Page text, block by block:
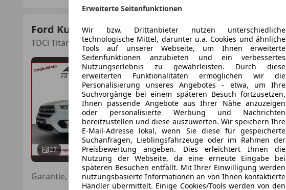
Ford Kuga
TDCi Titanium Aut.*KAMERA*NAVI*LEDER*MOD2018
27
€ 14 999
08/2017 100 000 km
Erweiterte Seitenfunktionen
Wir bzw. Drittanbieter nutzen unterschiedliche
technologische Mittel, darunter u.a. Cookies und ähnliche
Tools auf unserer Webseite, um Ihnen erweiterte
Seitenfunktionen anzubieten und ein verbessertes
Nutzungserlebnis zu gewährleisten. Durch diese
erweiterten Funktionalitäten ermöglichen wir die
Personalisierung unseres Angebotes - etwa, um Ihre
Suchvorgänge bei einem späteren Besuch fortzusetzen,
Ihnen passende Angebote aus Ihrer Nähe anzuzeigen
oder personalisierte Werbung und Nachrichten
bereitzustellen und diese auszuwerten. Wir speichern Ihre
E-Mail-Adresse lokal, wenn Sie diese für gespeicherte
Suchanfragen, Lieblingsfahrzeuge oder im Rahmen der
Preisbewertung angeben. Dies erleichtert Ihnen die
Nutzung der Webseite, da eine erneute Eingabe bei
späteren Besuchen entfällt. Mit Ihrer Einwilligung werden
nutzungsbasierte Informationen an von Ihnen kontaktierte
Händler übermittelt. Einige Cookies/Tools werden von den